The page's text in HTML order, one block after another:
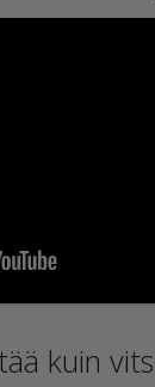
kuin